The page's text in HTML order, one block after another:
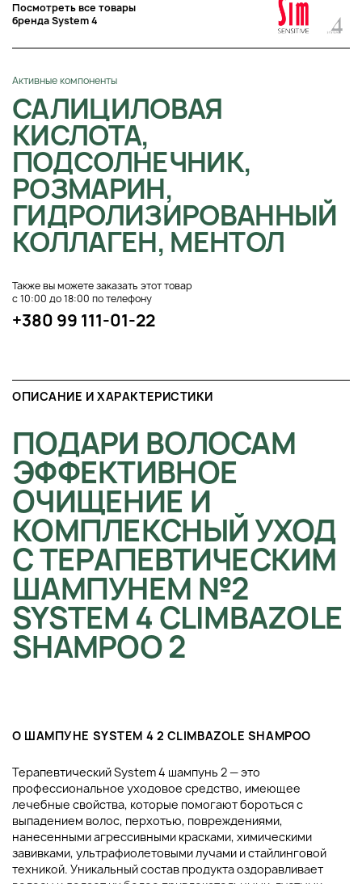
Посмотреть все товары
бренда System 4
Активные компоненты
САЛИЦИЛОВАЯ
КИСЛОТА,
ПОДСОЛНЕЧНИК,
РОЗМАРИН,
ГИДРОЛИЗИРОВАННЫЙ
КОЛЛАГЕН, МЕНТОЛ
Также вы можете заказать этот товар
с 10:00 до 18:00 по телефону
+380 99 111-01-22
ОПИСАНИЕ И ХАРАКТЕРИСТИКИ
ПОДАРИ ВОЛОСАМ
ЭФФЕКТИВНОЕ
ОЧИЩЕНИЕ И
КОМПЛЕКСНЫЙ УХОД
С ТЕРАПЕВТИЧЕСКИМ
ШАМПУНЕМ №2
SYSTEM 4 CLIMBAZOLE
SHAMPOO 2
О ШАМПУНЕ SYSTEM 4 2 CLIMBAZOLE SHAMPOO
Терапевтический System 4 шампунь 2 — это
профессиональное уходовое средство, имеющее
лечебные свойства, которые помогают бороться с
выпадением волос, перхотью, повреждениями,
нанесенными агрессивными красками, химическими
завивками, ультрафиолетовыми лучами и стайлинговой
техникой. Уникальный состав продукта оздоравливает